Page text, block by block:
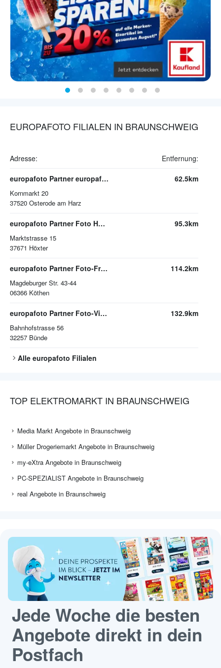
EUROPAFOTO FILIALEN IN BRAUNSCHWEIG
Adresse: Entfernung:
europafoto Partner europafoto Bilderpoint
Kornmarkt 20
37520 Osterode am Harz
62.5km
europafoto Partner Foto Hermann Manegold e.K.
Marktstrasse 15
37671 Höxter
95.3km
europafoto Partner Foto-Fritzsche
Magdeburger Str. 43-44
06366 Köthen
114.2km
europafoto Partner Foto-Video J.Koltzenburg GmbH
Bahnhofstrasse 56
32257 Bünde
132.9km
Alle europafoto Filialen
TOP ELEKTROMARKT IN BRAUNSCHWEIG
Media Markt Angebote in Braunschweig
Müller Drogeriemarkt Angebote in Braunschweig
my-eXtra Angebote in Braunschweig
PC-SPEZIALIST Angebote in Braunschweig
real Angebote in Braunschweig
Jede Woche die besten
Angebote direkt in dein
Postfach